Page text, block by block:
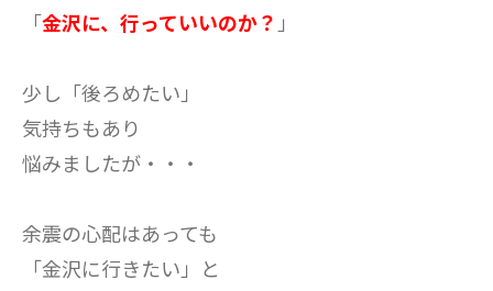
「金沢に、行っていいのか？ 」
少し「後ろめたい」
気持ちもあり
悩みましたが・・・
余震の心配はあっても
「金沢に行きたい」と